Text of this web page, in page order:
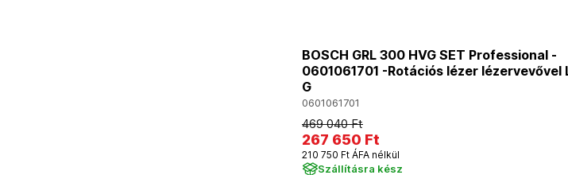
BOSCH GRL 300 HVG SET Professional -
0601061701 -Rotációs lézer lézervevővel
G
0601061701
469 040 Ft
267 650 Ft
210 750 Ft ÁFA nélkül
Szállításra kész